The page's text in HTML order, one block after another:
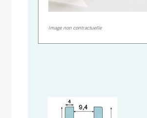
Image non contractuelle